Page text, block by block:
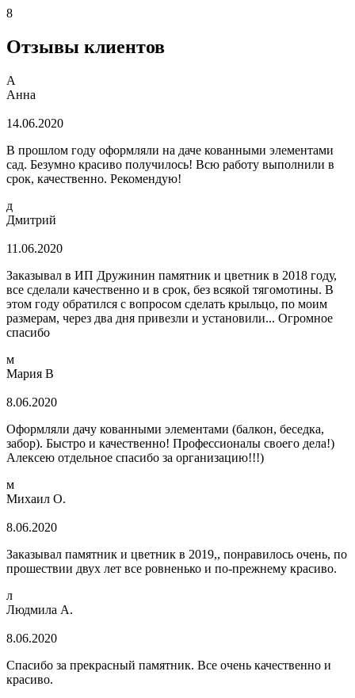
8
Отзывы клиентов
А
Анна
14.06.2020
В прошлом году оформляли на даче кованными элементами
сад. Безумно красиво получилось! Всю работу выполнили в
срок, качественно. Рекомендую!
д
Дмитрий
11.06.2020
Заказывал в ИП Дружинин памятник и цветник в 2018 году,
все сделали качественно и в срок, без всякой тягомотины. В
этом году обратился с вопросом сделать крыльцо, по моим
размерам, через два дня привезли и установили... Огромное
спасибо
м
Мария В
8.06.2020
Оформляли дачу кованными элементами (балкон, беседка,
забор). Быстро и качественно! Профессионалы своего дела!)
Алексею отдельное спасибо за организацию!!!)
м
Михаил О.
8.06.2020
Заказывал памятник и цветник в 2019,, понравилось очень, по
прошествии двух лет все ровненько и по-прежнему красиво.
л
Людмила А.
8.06.2020
Спасибо за прекрасный памятник. Все очень качественно и
красиво.